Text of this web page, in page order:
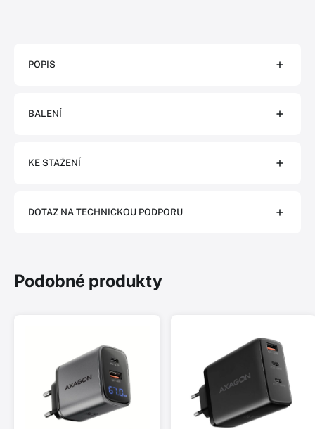
POPIS
BALENÍ
KE STAŽENÍ
DOTAZ NA TECHNICKOU PODPORU
Podobné produkty